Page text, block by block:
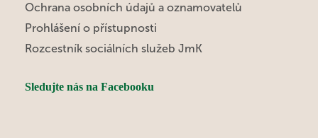
Ochrana osobních údajů a oznamovatelů
Prohlášení o přístupnosti
Rozcestník sociálních služeb JmK
Sledujte nás na Facebooku